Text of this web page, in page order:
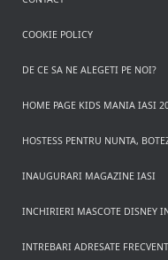
COOKIE POLICY
DE CE SA NE ALEGETI PE NOI?
HOME PAGE KIDS MANIA IASI
HOSTESS PENTRU NUNTA,
INAUGURARI MAGAZINE IASI
INCHIRIERI MASCOTE DISNEY
INTREBARI ADRESATE FRECVENT